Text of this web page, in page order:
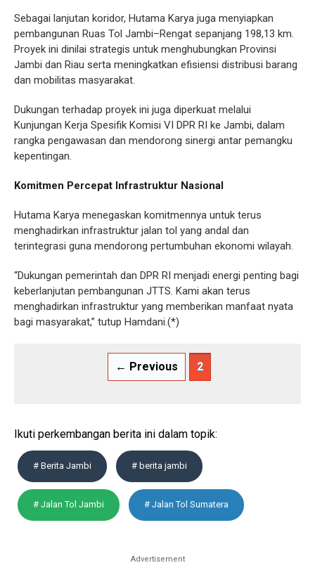
Sebagai lanjutan koridor, Hutama Karya juga menyiapkan
pembangunan Ruas Tol Jambi–Rengat sepanjang 198,13 km.
Proyek ini dinilai strategis untuk menghubungkan Provinsi
Jambi dan Riau serta meningkatkan efisiensi distribusi barang
dan mobilitas masyarakat.
Dukungan terhadap proyek ini juga diperkuat melalui
Kunjungan Kerja Spesifik Komisi VI DPR RI ke Jambi, dalam
rangka pengawasan dan mendorong sinergi antar pemangku
kepentingan.
Komitmen Percepat Infrastruktur Nasional
Hutama Karya menegaskan komitmennya untuk terus
menghadirkan infrastruktur jalan tol yang andal dan
terintegrasi guna mendorong pertumbuhan ekonomi wilayah.
“Dukungan pemerintah dan DPR RI menjadi energi penting bagi
keberlanjutan pembangunan JTTS. Kami akan terus
menghadirkan infrastruktur yang memberikan manfaat nyata
bagi masyarakat,” tutup Hamdani.(*)
← Previous 2
Ikuti perkembangan berita ini dalam topik:
# Berita Jambi # berita jambi
# Jalan Tol Jambi # Jalan Tol Sumatera
Advertisement